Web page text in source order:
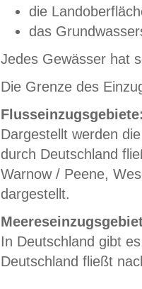
die
das
Jedes Gewässer hat
Die Grenze des
Dargestellt werden
durch Deutschland
Warnow / Peene,
dargestellt.
In Deutschland gibt
Deutschland fließt